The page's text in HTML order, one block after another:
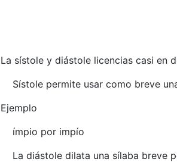
La sístole y diástole licencias casi en
Sístole permite usar como breve
Ejemplo
ímpio por impío
La diástole dilata una sílaba breve